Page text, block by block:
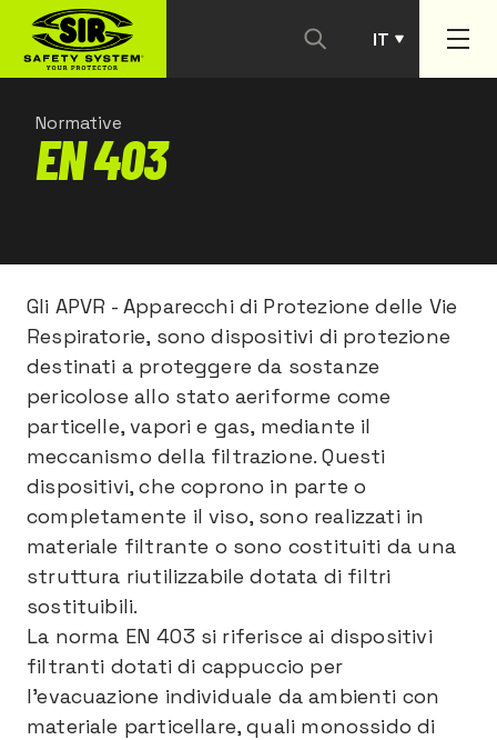
IT
PT
Normative
EN 403
Gli APVR - Apparecchi di Protezione delle Vie
Respiratorie, sono dispositivi di protezione
destinati a proteggere da sostanze
pericolose allo stato aeriforme come
particelle, vapori e gas, mediante il
meccanismo della filtrazione. Questi
dispositivi, che coprono in parte o
completamente il viso, sono realizzati in
materiale filtrante o sono costituiti da una
struttura riutilizzabile dotata di filtri
sostituibili.
La norma EN 403 si riferisce ai dispositivi
filtranti dotati di cappuccio per
l’evacuazione individuale da ambienti con
materiale particellare, quali monossido di